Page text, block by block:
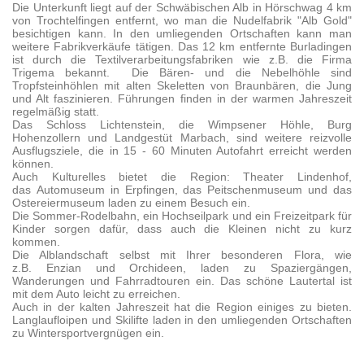
Die Unterkunft liegt auf der Schwäbischen Alb in Hörschwag 4 km
von Trochtelfingen entfernt, wo man die Nudelfabrik "Alb Gold"
besichtigen kann. In den umliegenden Ortschaften kann man
weitere Fabrikverkäufe tätigen. Das 12 km entfernte Burladingen
ist durch die Textilverarbeitungsfabriken wie z.B. die Firma
Trigema bekannt. Die Bären- und die Nebelhöhle sind
Tropfsteinhöhlen mit alten Skeletten von Braunbären, die Jung
und Alt faszinieren. Führungen finden in der warmen Jahreszeit
regelmäßig statt.
Das Schloss Lichtenstein, die Wimpsener Höhle, Burg
Hohenzollern und Landgestüt Marbach, sind weitere reizvolle
Ausflugsziele, die in 15 - 60 Minuten Autofahrt erreicht werden
können.
Auch Kulturelles bietet die Region: Theater Lindenhof,
das Automuseum in Erpfingen, das Peitschenmuseum und das
Ostereiermuseum laden zu einem Besuch ein.
Die Sommer-Rodelbahn, ein Hochseilpark und ein Freizeitpark für
Kinder sorgen dafür, dass auch die Kleinen nicht zu kurz
kommen.
Die Alblandschaft selbst mit Ihrer besonderen Flora, wie
z.B. Enzian und Orchideen, laden zu Spaziergängen,
Wanderungen und Fahrradtouren ein. Das schöne Lautertal ist
mit dem Auto leicht zu erreichen.
Auch in der kalten Jahreszeit hat die Region einiges zu bieten.
Langlaufloipen und Skilifte laden in den umliegenden Ortschaften
zu Wintersportvergnügen ein.